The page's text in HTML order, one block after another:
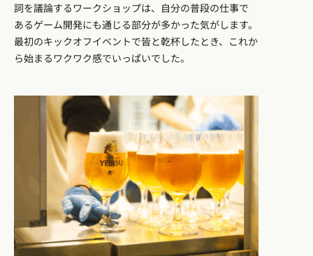
詞を議論するワークショップは、自分の普段の仕事で
あるゲーム開発にも通じる部分が多かった気がします。
最初のキックオフイベントで皆と乾杯したとき、これか
ら始まるワクワク感でいっぱいでした。